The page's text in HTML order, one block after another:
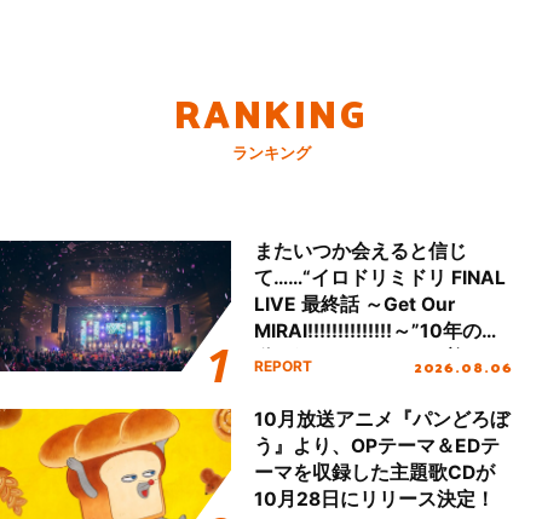
RANKING
ランキング
またいつか会えると信じ
て……“イロドリミドリ FINAL
LIVE 最終話 ～Get Our
MIRAI!!!!!!!!!!!!!!～”10年の活
動を経てファイナルを迎える
REPORT 2026.08.06
10月放送アニメ『パンどろぼ
う』より、OPテーマ＆EDテ
ーマを収録した主題歌CDが
10月28日にリリース決定！